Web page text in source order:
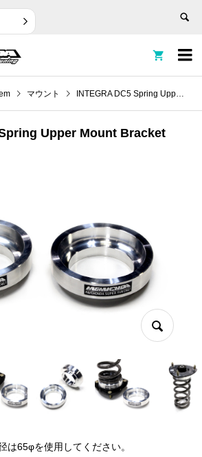


マウント INTEGRA DC5 Spring Upper Mount Bracket
Upper Mount Bracket
は65φを使用してください。